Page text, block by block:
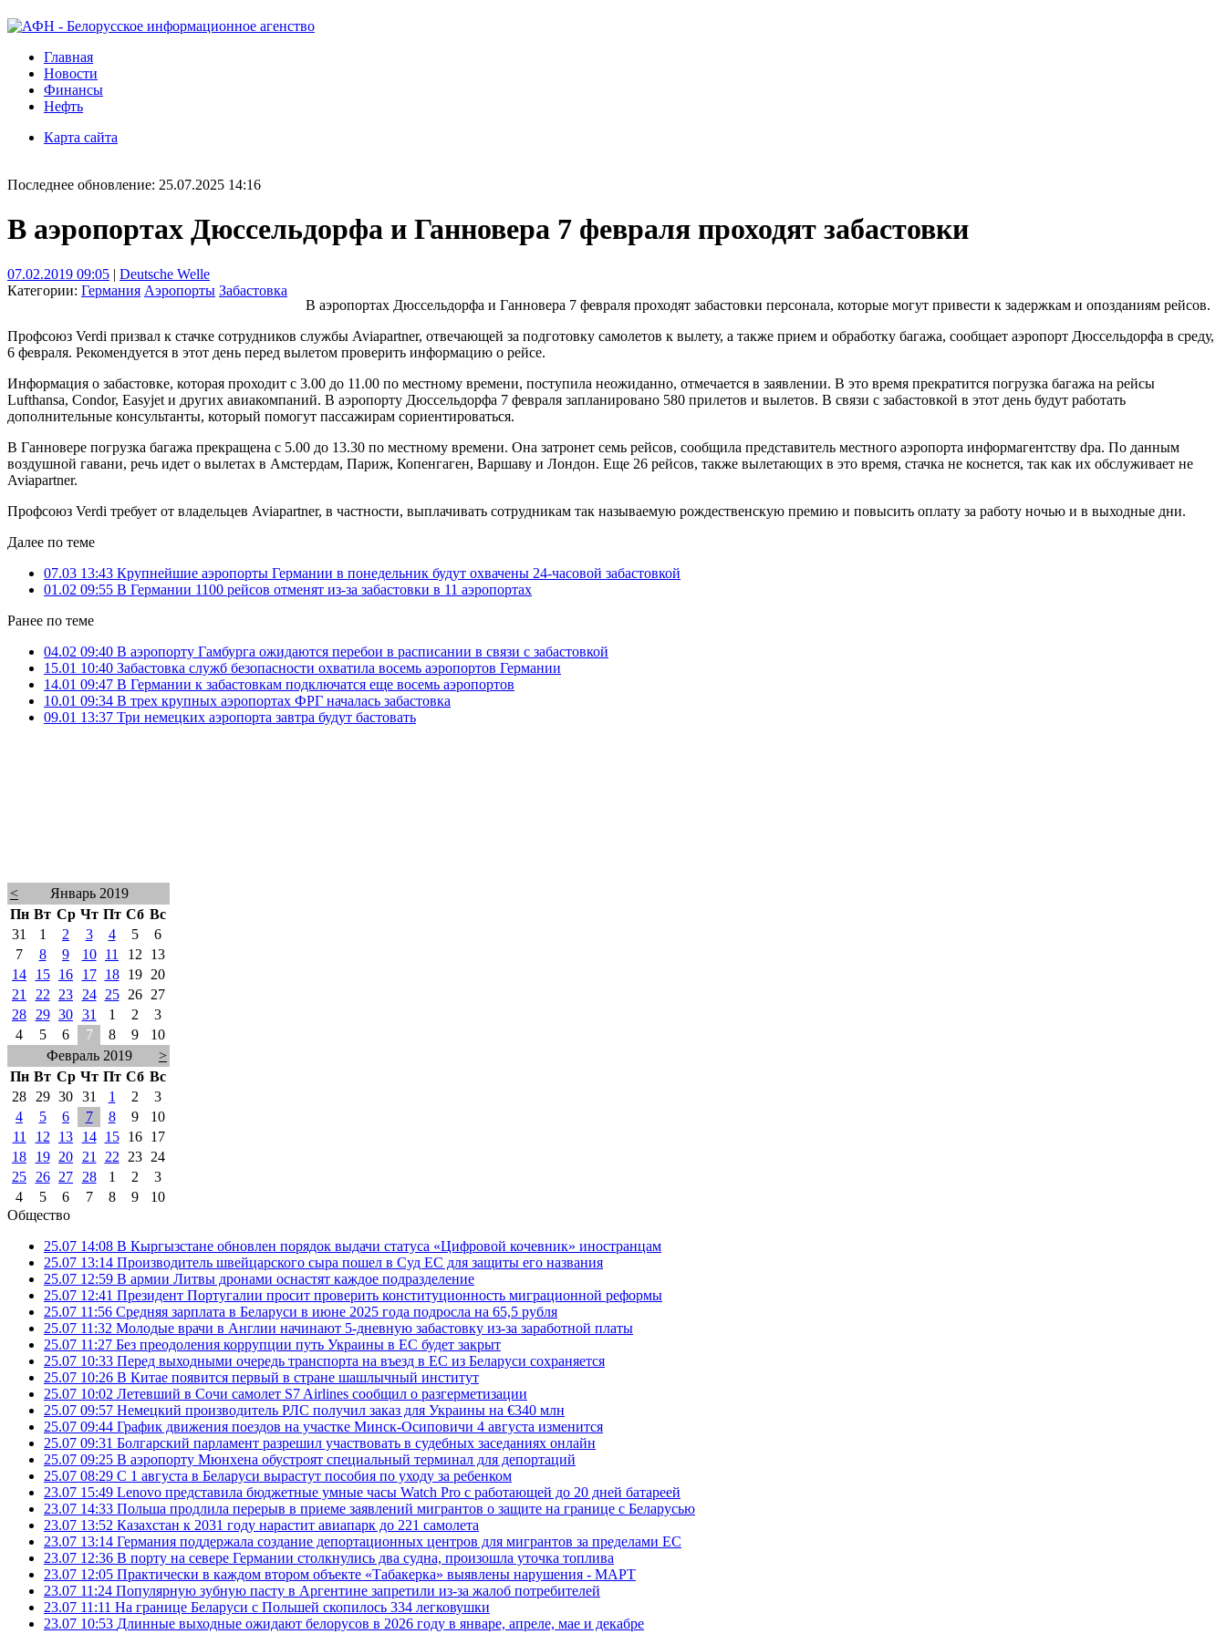
Главная
Новости
Финансы
Нефть
Карта сайта
Последнее обновление: 25.07.2025 14:16
В аэропортах Дюссельдорфа и Ганновера 7 февраля проходят забастовки
07.02.2019 09:05 | Deutsche Welle
Категории: Германия Аэропорты Забастовка
В аэропортах Дюссельдорфа и Ганновера 7 февраля проходят забастовки персонала, которые могут привести к задержкам и опозданиям рейсов.
Профсоюз Verdi призвал к стачке сотрудников службы Aviapartner, отвечающей за подготовку самолетов к вылету, а также прием и обработку багажа, сообщает аэропорт Дюссельдорфа в среду,
6 февраля. Рекомендуется в этот день перед вылетом проверить информацию о рейсе.
Информация о забастовке, которая проходит с 3.00 до 11.00 по местному времени, поступила неожиданно, отмечается в заявлении. В это время прекратится погрузка багажа на рейсы
Lufthansa, Condor, Easyjet и других авиакомпаний. В аэропорту Дюссельдорфа 7 февраля запланировано 580 прилетов и вылетов. В связи с забастовкой в этот день будут работать
дополнительные консультанты, который помогут пассажирам сориентироваться.
В Ганновере погрузка багажа прекращена с 5.00 до 13.30 по местному времени. Она затронет семь рейсов, сообщила представитель местного аэропорта информагентству dpa. По данным
воздушной гавани, речь идет о вылетах в Амстердам, Париж, Копенгаген, Варшаву и Лондон. Еще 26 рейсов, также вылетающих в это время, стачка не коснется, так как их обслуживает не
Aviapartner.
Профсоюз Verdi требует от владельцев Aviapartner, в частности, выплачивать сотрудникам так называемую рождественскую премию и повысить оплату за работу ночью и в выходные дни.
Далее по теме
07.03 13:43 Крупнейшие аэропорты Германии в понедельник будут охвачены 24-часовой забастовкой
01.02 09:55 В Германии 1100 рейсов отменят из-за забастовки в 11 аэропортах
Ранее по теме
04.02 09:40 В аэропорту Гамбурга ожидаются перебои в расписании в связи с забастовкой
15.01 10:40 Забастовка служб безопасности охватила восемь аэропортов Германии
14.01 09:47 В Германии к забастовкам подключатся еще восемь аэропортов
10.01 09:34 В трех крупных аэропортах ФРГ началась забастовка
09.01 13:37 Три немецких аэропорта завтра будут бастовать
<
Январь 2019
Пн Вт Ср Чт Пт Сб Вс
31
1 2 3 4 5
6
7
8 9 10 11 12
13
14
15 16 17 18 19
20
21
22 23 24 25 26
27
28
29 30 31 1 2
3
4
5 6 7 8 9
10
Февраль 2019
>
Пн Вт Ср Чт Пт Сб Вс
28
29 30 31 1 2
3
4
5 6 7 8 9
10
11
12 13 14 15 16
17
18
19 20 21 22 23
24
25
26 27 28 1 2
3
4
5 6 7 8 9
10
Общество
25.07 14:08 В Кыргызстане обновлен порядок выдачи статуса «Цифровой кочевник» иностранцам
25.07 13:14 Производитель швейцарского сыра пошел в Суд ЕС для защиты его названия
25.07 12:59 В армии Литвы дронами оснастят каждое подразделение
25.07 12:41 Президент Португалии просит проверить конституционность миграционной реформы
25.07 11:56 Средняя зарплата в Беларуси в июне 2025 года подросла на 65,5 рубля
25.07 11:32 Молодые врачи в Англии начинают 5-дневную забастовку из-за заработной платы
25.07 11:27 Без преодоления коррупции путь Украины в ЕС будет закрыт
25.07 10:33 Перед выходными очередь транспорта на въезд в ЕС из Беларуси сохраняется
25.07 10:26 В Китае появится первый в стране шашлычный институт
25.07 10:02 Летевший в Сочи самолет S7 Airlines сообщил о разгерметизации
25.07 09:57 Немецкий производитель РЛС получил заказ для Украины на €340 млн
25.07 09:44 График движения поездов на участке Минск-Осиповичи 4 августа изменится
25.07 09:31 Болгарский парламент разрешил участвовать в судебных заседаниях онлайн
25.07 09:25 В аэропорту Мюнхена обустроят специальный терминал для депортаций
25.07 08:29 С 1 августа в Беларуси вырастут пособия по уходу за ребенком
23.07 15:49 Lenovo представила бюджетные умные часы Watch Pro с работающей до 20 дней батареей
23.07 14:33 Польша продлила перерыв в приеме заявлений мигрантов о защите на границе с Беларусью
23.07 13:52 Казахстан к 2031 году нарастит авиапарк до 221 самолета
23.07 13:14 Германия поддержала создание депортационных центров для мигрантов за пределами ЕС
23.07 12:36 В порту на севере Германии столкнулись два судна, произошла уточка топлива
23.07 12:05 Практически в каждом втором объекте «Табакерка» выявлены нарушения - МАРТ
23.07 11:24 Популярную зубную пасту в Аргентине запретили из-за жалоб потребителей
23.07 11:11 На границе Беларуси с Польшей скопилось 334 легковушки
23.07 10:53 Длинные выходные ожидают белорусов в 2026 году в январе, апреле, мае и декабре